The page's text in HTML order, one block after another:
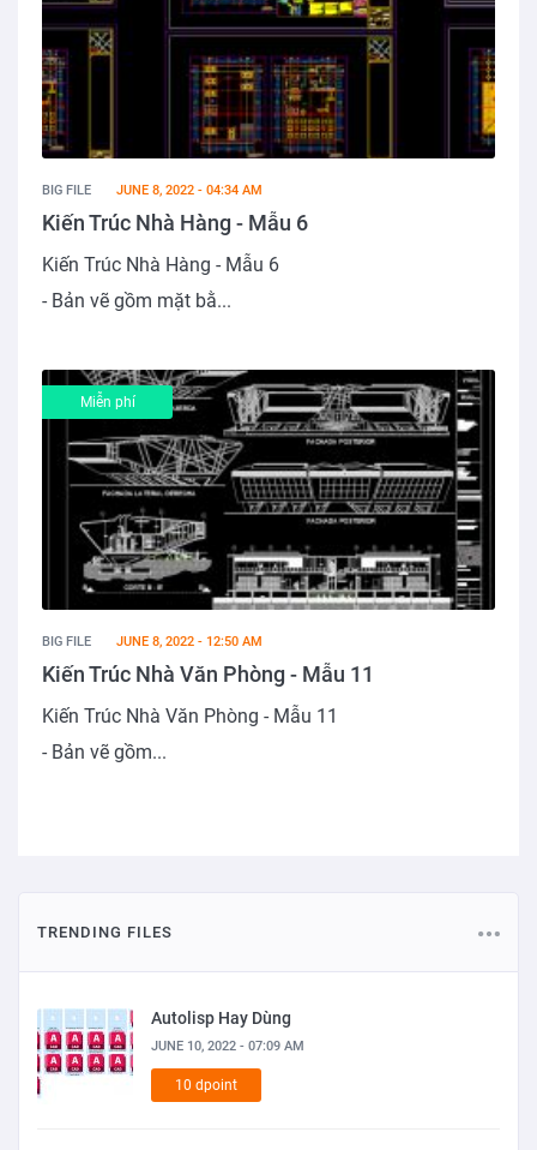
BIG FILE JUNE 8, 2022 - 04:34 AM
Kiến Trúc Nhà Hàng - Mẫu 6
Kiến Trúc Nhà Hàng - Mẫu 6
- Bản vẽ gồm mặt bằ...
Miễn phí
BIG FILE JUNE 8, 2022 - 12:50 AM
Kiến Trúc Nhà Văn Phòng - Mẫu 11
Kiến Trúc Nhà Văn Phòng - Mẫu 11
- Bản vẽ gồm...
TRENDING FILES
Autolisp Hay Dùng
JUNE 10, 2022 - 07:09 AM
10 dpoint